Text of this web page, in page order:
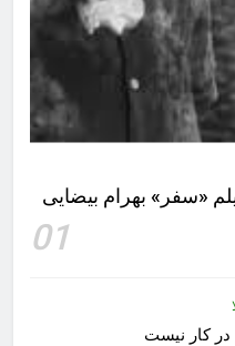
«سفر» بهرام بیضایی
01
در کار نیست